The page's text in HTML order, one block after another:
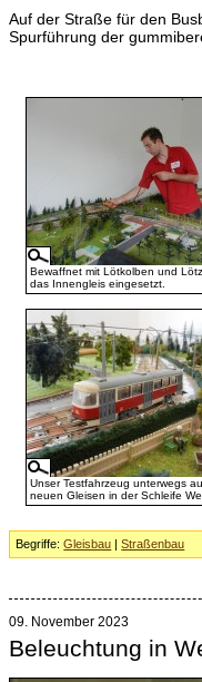
Auf der Straße für den
Spurführung der
Bewaffnet mit Lötkolben und
das Innengleis eingesetzt.
Unser Testfahrzeug unterwegs
neuen Gleisen in der Schleife
Begriffe:Gleisbau |Straßenbau
09. November 2023
Beleuchtung in